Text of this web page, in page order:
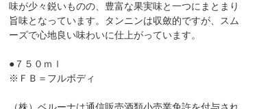
味が少々鋭いものの、豊富な果実味と一つにまとまり
旨味となっています。タンニンは収斂的ですが、スム
ーズで心地良い味わいに仕上がっています。
●７５０ｍｌ
※ＦＢ＝フルボディ